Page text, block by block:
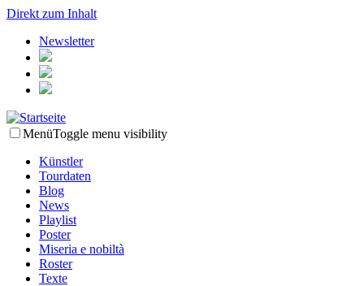
Direkt zum Inhalt
Newsletter
MenüToggle menu visibility
Künstler
Tourdaten
Blog
News
Playlist
Poster
Miseria e nobiltà
Roster
Texte